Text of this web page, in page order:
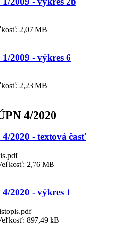
2,07 MB
2009 - výkres 6
2,23 MB
4/2020
2020 - textová časť
2,76 MB
2020 - výkres 1
897,49 kB